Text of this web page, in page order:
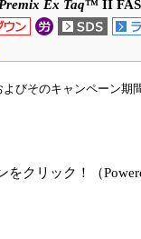
Premix Ex Taq™ II
びそのキャンペーン期間
クリック！（